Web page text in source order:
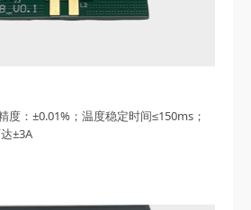
度：±0.01%；温度稳定时间≤150ms；
±3A